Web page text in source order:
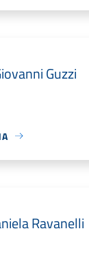
Guzzi
Ravanelli